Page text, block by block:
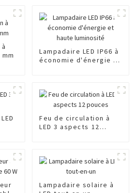
Lampadaire LED IP66 à
économie d'énergie et
Feu de circulation à
LED 3 aspects 12
Lampadaire solaire à